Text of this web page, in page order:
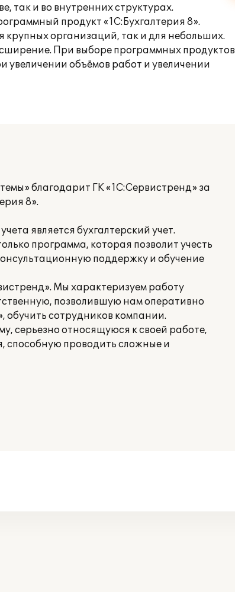
так и во внутренних структурах.
продукт «1С:Бухгалтерия 8».
организаций, так и для небольших.
При выборе программных продуктов
увеличении объёмов работ и увеличении
благодарит ГК «1С:Сервистренд» за
8».
является бухгалтерский учет.
программа, которая позволит учесть
поддержку и обучение
Мы характеризуем работу
позволившую нам оперативно
обучить сотрудников компании.
серьезно относящуюся к своей работе,
способную проводить сложные и